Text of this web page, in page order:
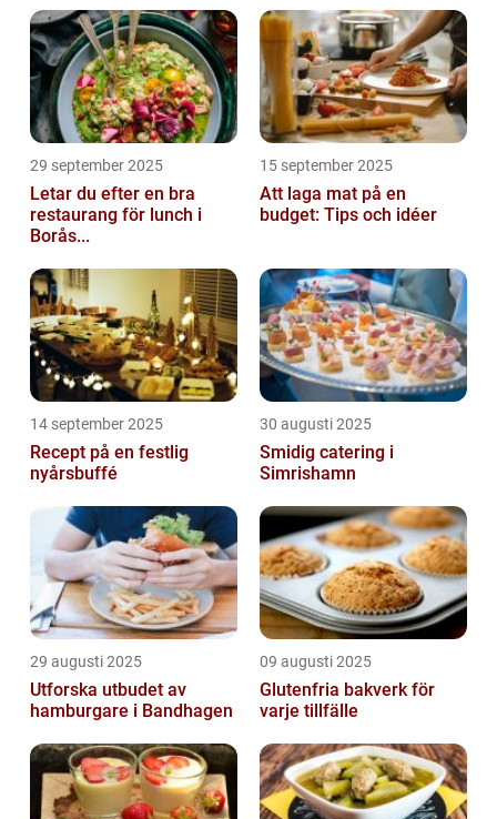
29 september 2025
Letar du efter en bra
restaurang för lunch i
Borås...
15 september 2025
Att laga mat på en
budget: Tips och idéer
14 september 2025
Recept på en festlig
nyårsbuffé
30 augusti 2025
Smidig catering i
Simrishamn
29 augusti 2025
Utforska utbudet av
hamburgare i Bandhagen
09 augusti 2025
Glutenfria bakverk för
varje tillfälle